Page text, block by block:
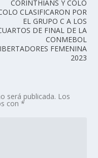
CORINTHIANS Y COLO
CLASIFICARON POR
EL GRUPO C A LOS
DE FINAL DE LA
CONMEBOL
FEMENINA
2023
será publicada. Los
con*